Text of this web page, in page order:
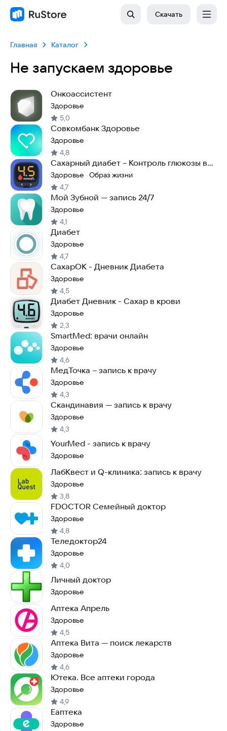
Скачать
Главная Каталог
Не запускаем здоровье
Онкоассистент
Здоровье
5,0
Совкомбанк Здоровье
Здоровье
4,8
Сахарный диабет－Контроль глюкозы в
крови. Дневник
Здоровье · Образ жизни
4,7
Мой Зубной — запись 24/7
Здоровье
4,1
Диабет
Здоровье
4,7
СахарОК - Дневник Диабета
Здоровье
4,5
Диабет Дневник - Сахар в крови
Здоровье
2,3
SmartMed: врачи онлайн
Здоровье
4,6
МедТочка – запись к врачу
Здоровье
4,3
Скандинавия — запись к врачу
Здоровье
4,3
YourMed - запись к врачу
Здоровье
ЛабКвест и Q-клиника: запись к врачу
Здоровье
3,8
FDOCTOR Семейный доктор
Здоровье
4,8
Теледоктор24
Здоровье
4,0
Личный доктор
Здоровье
Аптека Апрель
Здоровье
4,5
Аптека Вита — поиск лекарств
Здоровье
4,6
Ютека. Все аптеки города
Здоровье
4,9
Еаптека
Здоровье